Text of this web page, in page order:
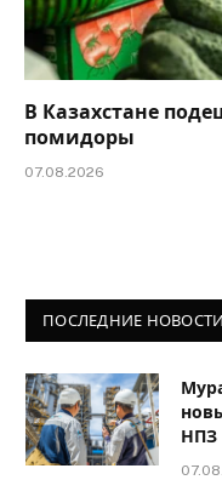
В Казахстане
помидоры
07.08.2026
ПОСЛЕДНИЕ НОВОСТИ
НПЗ